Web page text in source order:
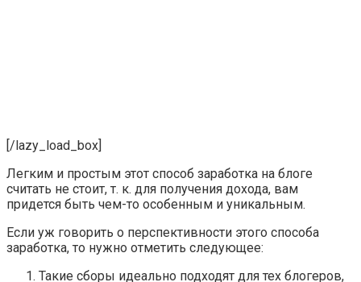
[/lazy_load_box]
Легким и простым этот способ заработка на блоге
считать не стоит, т. к. для получения дохода, вам
придется быть чем-то особенным и уникальным.
Если уж говорить о перспективности этого способа
заработка, то нужно отметить следующее:
Такие сборы идеально подходят для тех блогеров,